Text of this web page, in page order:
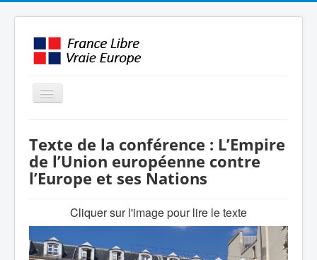
Basculer
AMBITION
INTERVENTIONS
FORMATION
ENGLISH / OTHER
Texte de la conférence : L’Empire
de l’Union européenne contre
l’Europe et ses Nations
Cliquer sur l'image pour lire le texte